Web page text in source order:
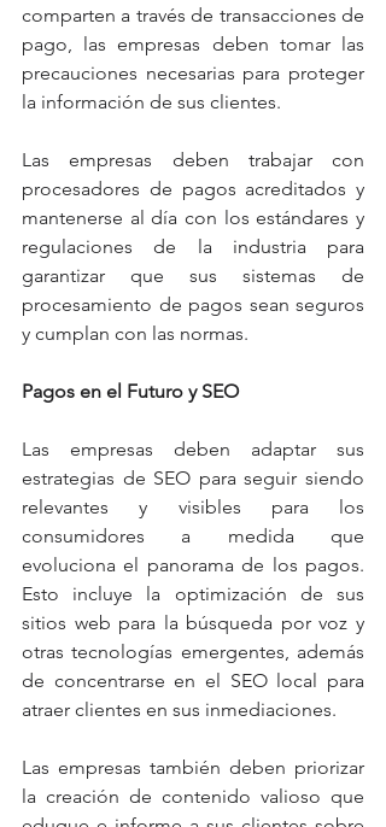
comparten a través de transacciones de
pago, las empresas deben tomar las
precauciones necesarias para proteger
la información de sus clientes.
Las empresas deben trabajar con
procesadores de pagos acreditados y
mantenerse al día con los estándares y
regulaciones de la industria para
garantizar que sus sistemas de
procesamiento de pagos sean seguros
y cumplan con las normas.
Pagos en el Futuro y SEO
Las empresas deben adaptar sus
estrategias de SEO para seguir siendo
relevantes y visibles para los
consumidores a medida que
evoluciona el panorama de los pagos.
Esto incluye la optimización de sus
sitios web para la búsqueda por voz y
otras tecnologías emergentes, además
de concentrarse en el SEO local para
atraer clientes en sus inmediaciones.
Las empresas también deben priorizar
la creación de contenido valioso que